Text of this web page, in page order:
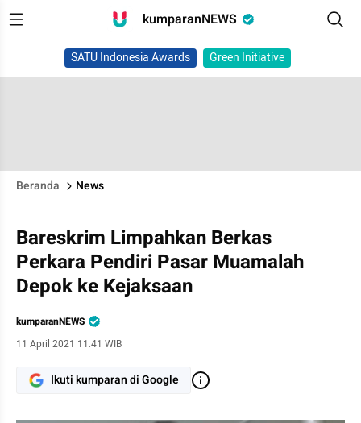
kumparanNEWS
SATU Indonesia Awards Green Initiative
Beranda News
Bareskrim Limpahkan Berkas
Perkara Pendiri Pasar Muamalah
Depok ke Kejaksaan
kumparanNEWS
11 April 2021 11:41 WIB
Ikuti kumparan di Google